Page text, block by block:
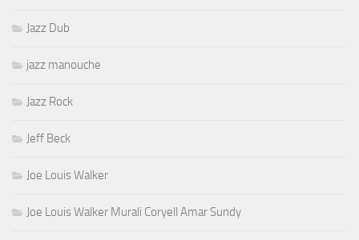
Jazz Dub
jazz manouche
Jazz Rock
Jeff Beck
Joe Louis Walker
Joe Louis Walker Murali Coryell Amar Sundy